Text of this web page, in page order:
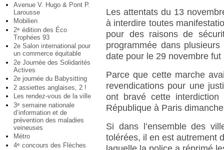
Avenue V. Hugo & Pont P.
Larousse
Mobilien
2e édition des Éco
Trophées 93
2e Salon international pour
un commerce équitable
2e Journée des Solidarités
Actives
2e journée du Babysitting
2 assiettes anglaises, 2 !
Les rendez-vous de la ville
3e semaine nationale
d’information et de
prévention des maladies
veineuses
Métro
4e concours des Flèches
Les attentats du 13
à interdire toutes
pour des raisons de
programmée dans
date pour le 29 novembre
Parce que cette marche
revendications pour une
ont bravé cette
République à Paris
Si dans l’ensemble des
tolérées, il en est autrement